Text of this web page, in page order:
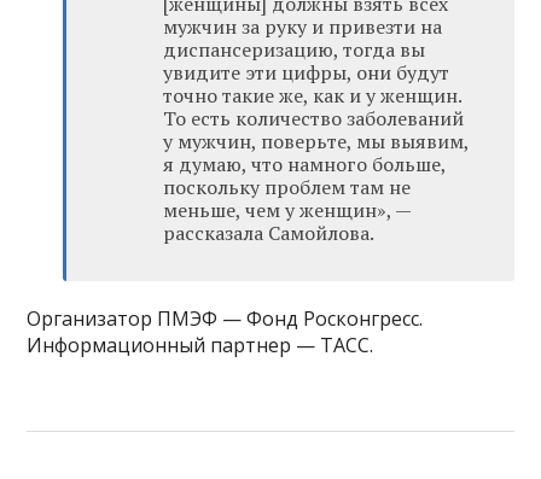
мужчин за руку и привезти на
диспансеризацию, тогда вы
увидите эти цифры, они будут
точно такие же, как и у женщин.
То есть количество заболеваний
у мужчин, поверьте, мы выявим,
я думаю, что намного больше,
поскольку проблем там не
меньше, чем у женщин»‎, —
рассказала Самойлова.
Организатор ПМЭФ — Фонд Росконгресс.
Информационный партнер — ТАСС.